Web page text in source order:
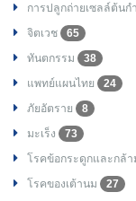
การปลูกถ่ายเซลล์ต้นก
จิตเวช
65
ทันตกรรม
38
แพทย์แผนไทย
24
ภัยอัตราย
8
มะเร็ง
73
โรคข้อกระดูกและกล้า
โรคของเต้านม
27